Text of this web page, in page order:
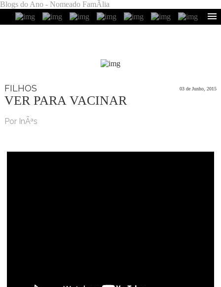
Blogs do Ano - Nomeado FamÃ­lia
FILHOS 03 de Junho, 2015
VER PARA VACINAR
Por InÃªs